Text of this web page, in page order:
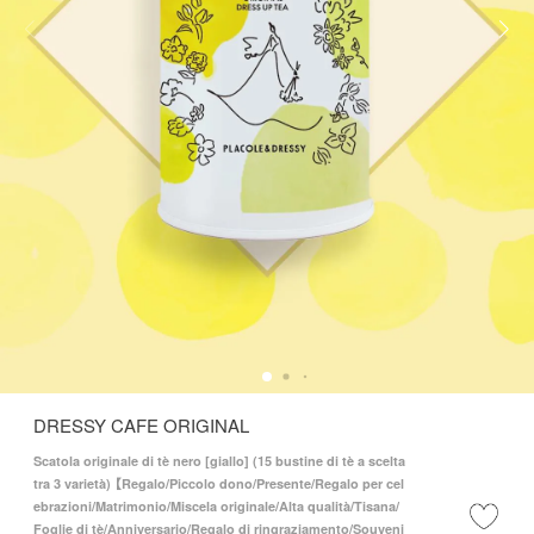
DRESSY CAFE ORIGINAL
Scatola originale di tè nero [giallo] (15 bustine di tè a scelta
tra 3 varietà) 【Regalo/Piccolo dono/Presente/Regalo per cel
ebrazioni/Matrimonio/Miscela originale/Alta qualità/Tisana/
Foglie di tè/Anniversario/Regalo di ringraziamento/Souveni